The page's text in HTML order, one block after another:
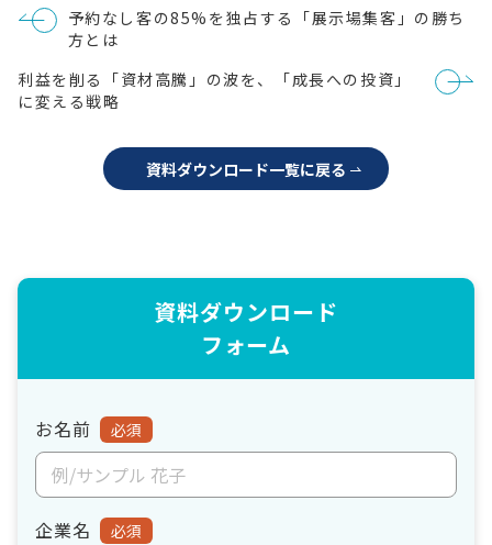
投
稿
ビ
ゲ
ー
予約なし客の85%を独占する「展示場集客」の勝ち
方とは
利益を削る「資材高騰」の波を、「成長への投資」
に変える戦略
資料ダウンロード一覧に戻る
資料ダウンロード
フォーム
お名前 必須
企業名 必須